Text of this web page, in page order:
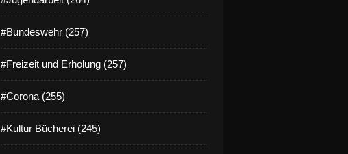
#Bundeswehr (257)
#Freizeit und Erholung (257)
#Corona (255)
#Kultur Bücherei (245)